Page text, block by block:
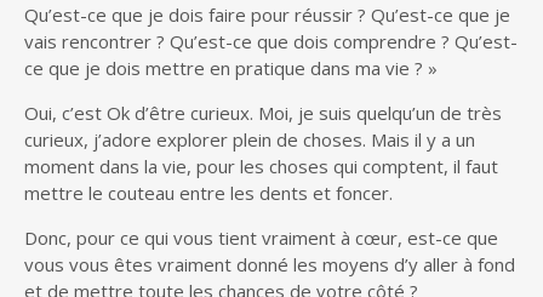
Qu’est-ce que je dois faire pour réussir ? Qu’est-ce que je
vais rencontrer ? Qu’est-ce que dois comprendre ? Qu’est-
ce que je dois mettre en pratique dans ma vie ? »
Oui, c’est Ok d’être curieux. Moi, je suis quelqu’un de très
curieux, j’adore explorer plein de choses. Mais il y a un
moment dans la vie, pour les choses qui comptent, il faut
mettre le couteau entre les dents et foncer.
Donc, pour ce qui vous tient vraiment à cœur, est-ce que
vous vous êtes vraiment donné les moyens d’y aller à fond
et de mettre toute les chances de votre côté ?